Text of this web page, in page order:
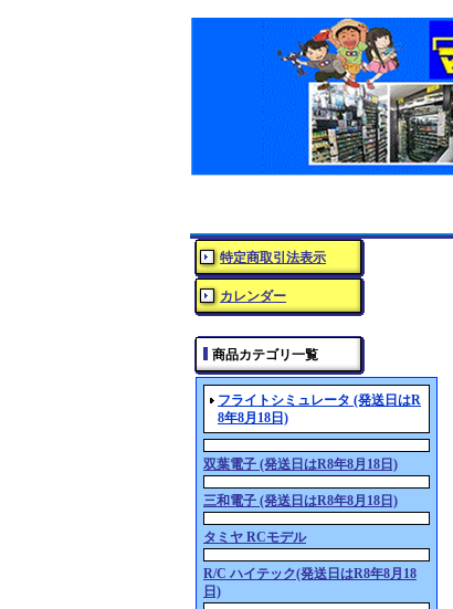
特定商取引法表示
カレンダー
商品カテゴリ一覧
フライトシミュレータ (発送日はR
8年8月18日)
双葉電子 (発送日はR8年8月18日)
三和電子 (発送日はR8年8月18日)
タミヤ RCモデル
R/C ハイテック(発送日はR8年8月18
日)